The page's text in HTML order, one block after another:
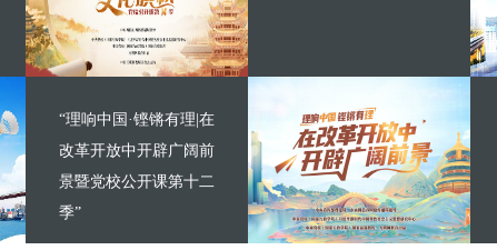
“理响中国·铿锵有理|在
改革开放中开辟广阔前
景暨党校公开课第十二
季”